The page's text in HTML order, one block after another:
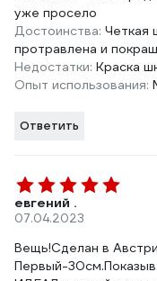
уже просело
Достоинства: Четкая
протравлена и
Недостатки: Краска
Опыт использования:
Ответить
евгений .
07.04.2023
Вещь!Сделан в
Первый-